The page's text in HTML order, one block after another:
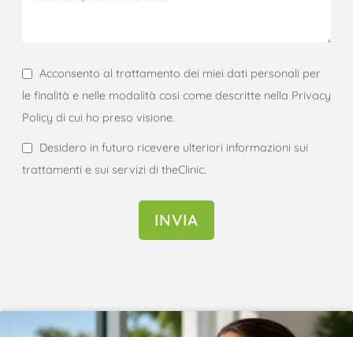
Acconsento al trattamento dei miei dati personali per
le finalità e nelle modalità cosi come descritte nella Privacy
Policy di cui ho preso visione.
Desidero in futuro ricevere ulteriori informazioni sui
trattamenti e sui servizi di theClinic.
INVIA